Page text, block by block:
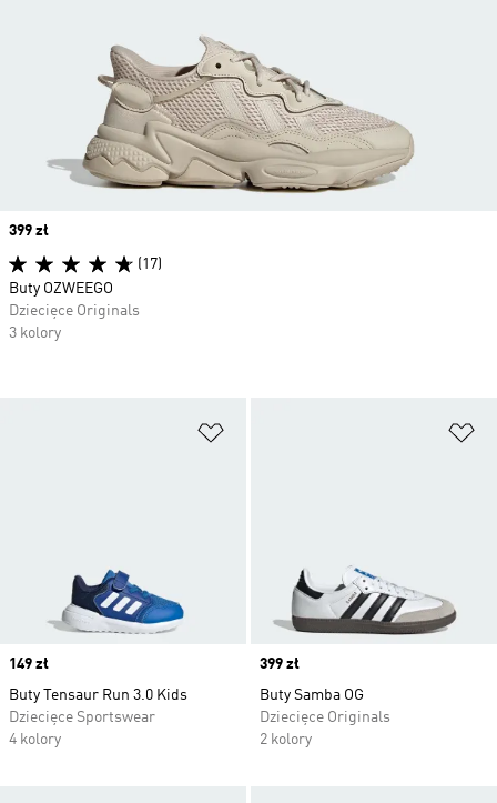
Price
149 zł
Buty Tensaur Run 3.0 Kids
Dziecięce Sportswear
4 kolory
Price
399 zł
Buty Samba OG
Dziecięce Originals
2 kolory
Price
399 zł
(17)
Buty OZWEEGO
Dziecięce Originals
3 kolory